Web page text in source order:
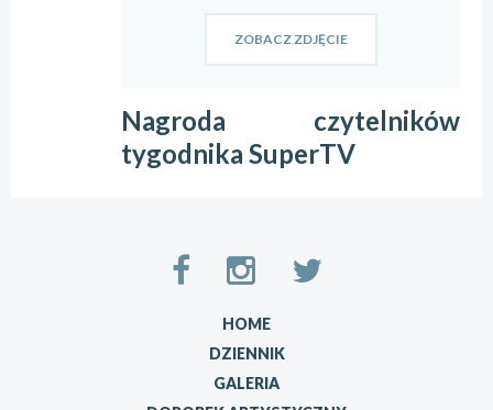
ZOBACZ ZDJĘCIE
Nagroda czytelników
tygodnika SuperTV
HOME
DZIENNIK
GALERIA